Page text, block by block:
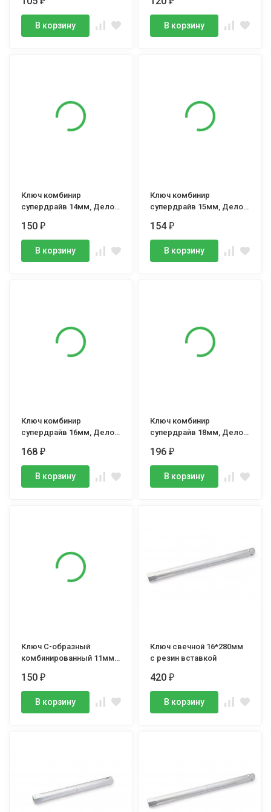
В корзину В корзину
Ключ комбинир
супердрайв 14мм, Дело
150₽
В корзину
Ключ комбинир
супердрайв 15мм, Дело
154₽
В корзину
Ключ комбинир
супердрайв 16мм, Дело
168₽
В корзину
Ключ комбинир
супердрайв 18мм, Дело
196₽
В корзину
Ключ С-образный
комбинированный 11мм,
150₽
В корзину
Ключ свечной 16*280мм
с резин вставкой
420₽
В корзину